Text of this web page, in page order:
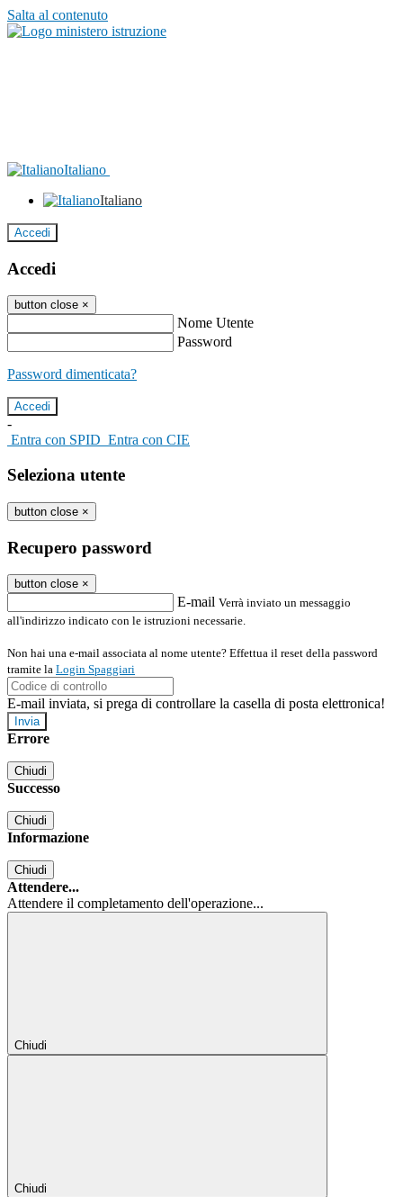
Salta al contenuto
Italiano
Italiano
Accedi
Accedi
button close ×
Nome Utente
Password
Password dimenticata?
-
Entra con SPID Entra con CIE
Seleziona utente
button close ×
Recupero password
button close ×
E-mail Verrà inviato un messaggio
all'indirizzo indicato con le istruzioni necessarie.
Non hai una e-mail associata al nome utente? Effettua il reset della password
tramite la Login Spaggiari
E-mail inviata, si prega di controllare la casella di posta elettronica!
Errore
Chiudi
Successo
Chiudi
Informazione
Chiudi
Attendere...
Attendere il completamento dell'operazione...
Chiudi
Chiudi